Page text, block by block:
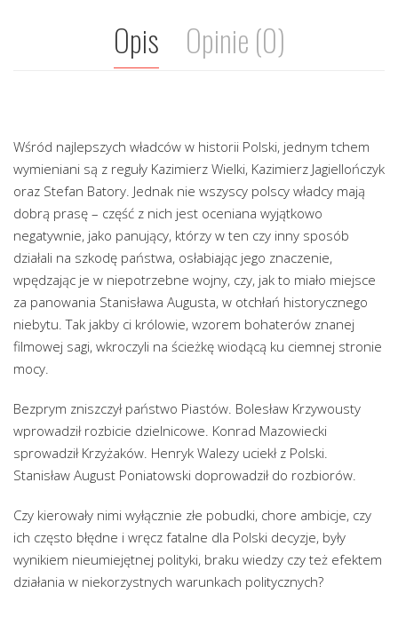
Opis Opinie (0)
Wśród najlepszych władców w historii Polski, jednym tchem
wymieniani są z reguły Kazimierz Wielki, Kazimierz Jagiellończyk
oraz Stefan Batory. Jednak nie wszyscy polscy władcy mają
dobrą prasę – część z nich jest oceniana wyjątkowo
negatywnie, jako panujący, którzy w ten czy inny sposób
działali na szkodę państwa, osłabiając jego znaczenie,
wpędzając je w niepotrzebne wojny, czy, jak to miało miejsce
za panowania Stanisława Augusta, w otchłań historycznego
niebytu. Tak jakby ci królowie, wzorem bohaterów znanej
filmowej sagi, wkroczyli na ścieżkę wiodącą ku ciemnej stronie
mocy.
Bezprym zniszczył państwo Piastów. Bolesław Krzywousty
wprowadził rozbicie dzielnicowe. Konrad Mazowiecki
sprowadził Krzyżaków. Henryk Walezy uciekł z Polski.
Stanisław August Poniatowski doprowadził do rozbiorów.
Czy kierowały nimi wyłącznie złe pobudki, chore ambicje, czy
ich często błędne i wręcz fatalne dla Polski decyzje, były
wynikiem nieumiejętnej polityki, braku wiedzy czy też efektem
działania w niekorzystnych warunkach politycznych?